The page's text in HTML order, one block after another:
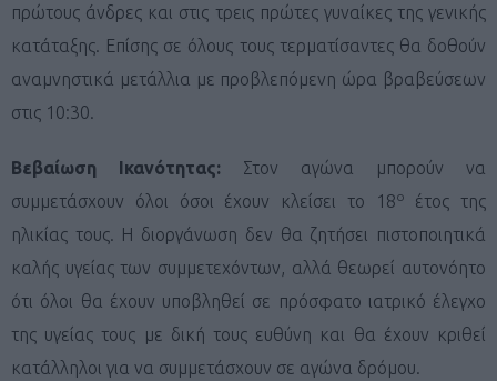
πρώτους άνδρες και στις τρεις πρώτες γυναίκες της γενικής
κατάταξης. Επίσης σε όλους τους τερματίσαντες θα δοθούν
αναμνηστικά μετάλλια με προβλεπόμενη ώρα βραβεύσεων
στις 10:30.
Βεβαίωση Ικανότητας: Στον αγώνα μπορούν να
συμμετάσχουν όλοι όσοι έχουν κλείσει το 18ο
έτος της
ηλικίας τους. Η διοργάνωση δεν θα ζητήσει πιστοποιητικά
καλής υγείας των συμμετεχόντων, αλλά θεωρεί αυτονόητο
ότι όλοι θα έχουν υποβληθεί σε πρόσφατο ιατρικό έλεγχο
της υγείας τους με δική τους ευθύνη και θα έχουν κριθεί
κατάλληλοι για να συμμετάσχουν σε αγώνα δρόμου.